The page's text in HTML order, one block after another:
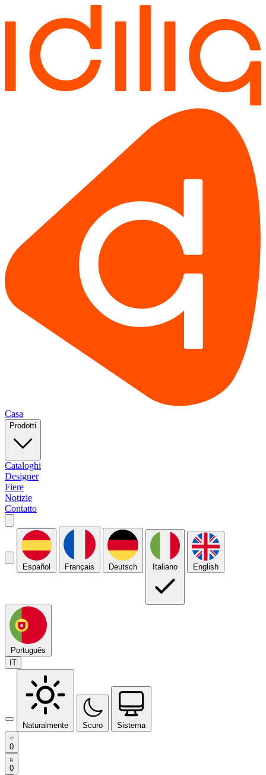
Casa
Prodotti
Cataloghi
Designer
Fiere
Notizie
Contatto
Español Français Deutsch Italiano English
Português
IT
Naturalmente Scuro Sistema
0
0